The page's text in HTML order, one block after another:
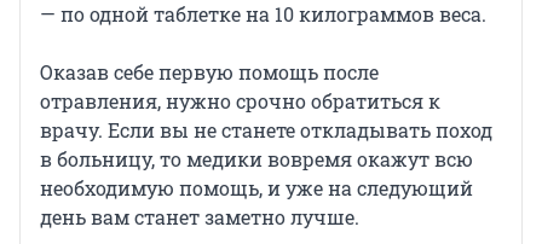
— по одной таблетке на 10 килограммов веса.
Оказав себе первую помощь после
отравления, нужно срочно обратиться к
врачу. Если вы не станете откладывать поход
в больницу, то медики вовремя окажут всю
необходимую помощь, и уже на следующий
день вам станет заметно лучше.